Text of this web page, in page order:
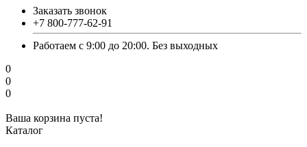
Заказать звонок
+7 800-777-62-91
Работаем с 9:00 до 20:00. Без выходных
0
0
0
Ваша корзина пуста!
Каталог